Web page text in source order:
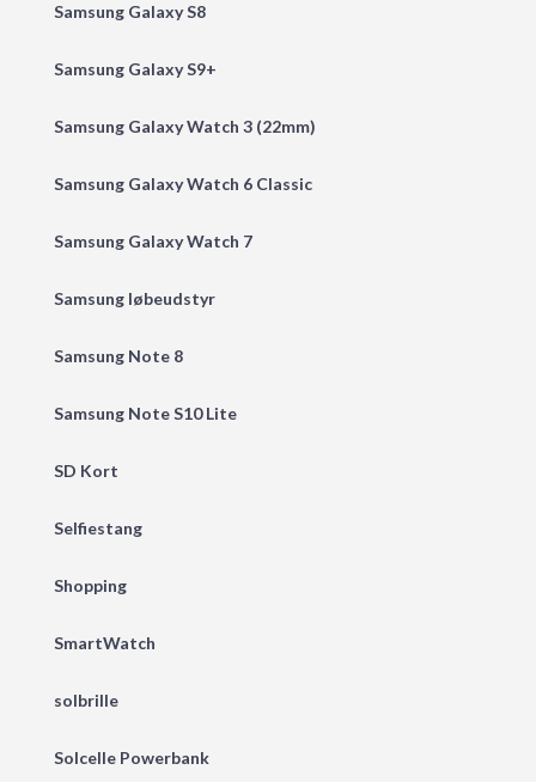
Samsung Galaxy S8
Samsung Galaxy S9+
Samsung Galaxy Watch 3 (22mm)
Samsung Galaxy Watch 6 Classic
Samsung Galaxy Watch 7
Samsung løbeudstyr
Samsung Note 8
Samsung Note S10 Lite
SD Kort
Selfiestang
Shopping
SmartWatch
solbrille
Solcelle Powerbank